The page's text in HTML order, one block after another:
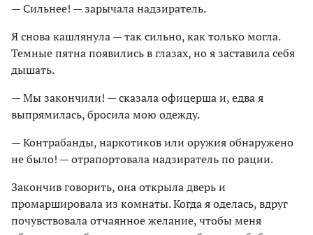
— Сильнее! — зарычала надзиратель.
Я снова кашлянула — так сильно, как только могла.
Темные пятна появились в глазах, но я заставила себя
дышать.
— Мы закончили! — сказала офицерша и, едва я
выпрямилась, бросила мою одежду.
— Контрабанды, наркотиков или оружия обнаружено
не было! — отрапортовала надзиратель по рации.
Закончив говорить, она открыла дверь и
промаршировала из комнаты. Когда я оделась, вдруг
почувствовала отчаянное желание, чтобы меня